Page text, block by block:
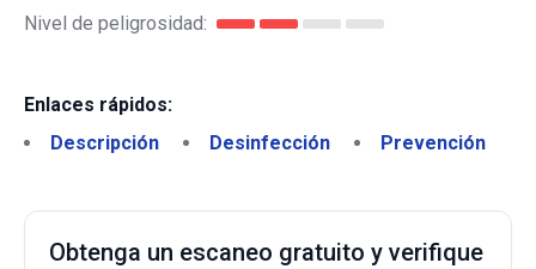
Nivel de peligrosidad:
Enlaces rápidos:
Descripción
Desinfección Prevención
Obtenga un escaneo gratuito y verifique